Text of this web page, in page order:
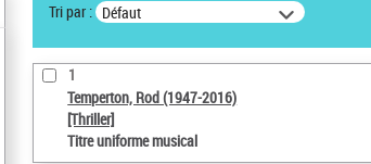
Tri par : Défaut
1
Temperton, Rod (1947-2016)
[Thriller]
Titre uniforme musical